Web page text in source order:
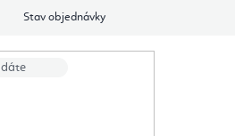
Stav objednávky